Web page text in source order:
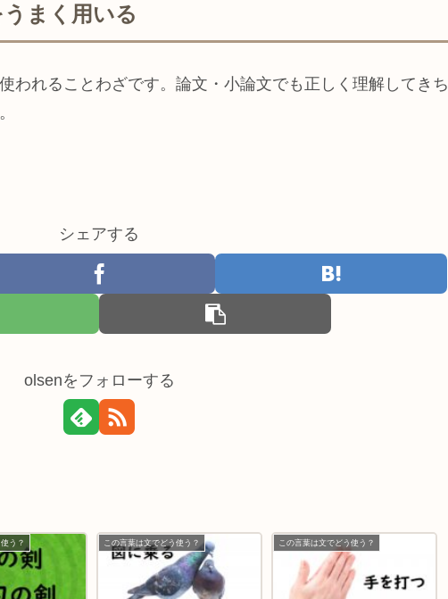
うまく用いる
われることわざです。論文・小論文でも正しく理解してきち
シェアする
olsenをフォローする
う？ この言葉は文でどう使う？ この言葉は文でどう使う？